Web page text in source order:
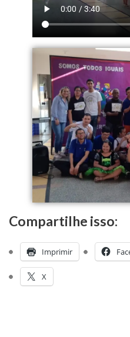
Compartilhe isso:
Imprimir
X